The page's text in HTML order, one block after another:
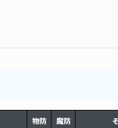
物防 魔防